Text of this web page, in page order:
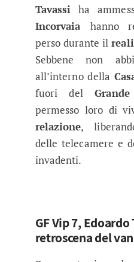
Tavassi ha
Incorvaia hanno
perso durante il
Sebbene non
all’interno della
fuori del
permesso loro di
relazione,
delle telecamere e
invadenti.
GF Vip 7, Edoardo
retroscena del